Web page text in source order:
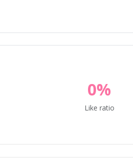
0%
Like ratio